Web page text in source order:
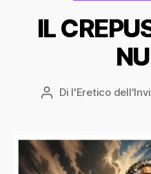
IL
Autore
Di l'Eretico